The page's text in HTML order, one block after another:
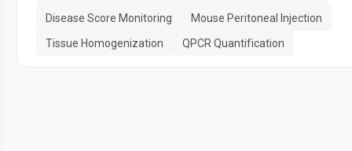
Disease Score Monitoring
Mouse Peritoneal Injection
Tissue Homogenization
QPCR Quantification